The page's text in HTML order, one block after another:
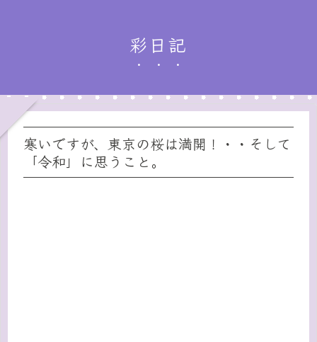
彩日記
寒いですが、東京の桜は満開！・・そして
「令和」に思うこと。